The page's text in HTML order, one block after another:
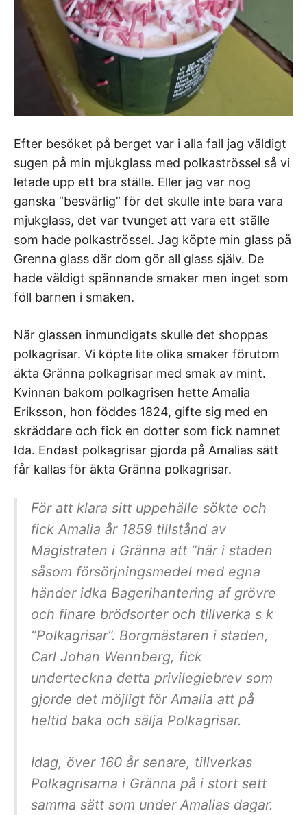
Efter besöket på berget var i alla fall jag väldigt
sugen på min mjukglass med polkaströssel så vi
letade upp ett bra ställe. Eller jag var nog
ganska ”besvärlig” för det skulle inte bara vara
mjukglass, det var tvunget att vara ett ställe
som hade polkaströssel. Jag köpte min glass på
Grenna glass där dom gör all glass själv. De
hade väldigt spännande smaker men inget som
föll barnen i smaken.
När glassen inmundigats skulle det shoppas
polkagrisar. Vi köpte lite olika smaker förutom
äkta Gränna polkagrisar med smak av mint.
Kvinnan bakom polkagrisen hette Amalia
Eriksson, hon föddes 1824, gifte sig med en
skräddare och fick en dotter som fick namnet
Ida. Endast polkagrisar gjorda på Amalias sätt
får kallas för äkta Gränna polkagrisar.
För att klara sitt uppehälle sökte och
fick Amalia år 1859 tillstånd av
Magistraten i Gränna att ”här i staden
såsom försörjningsmedel med egna
händer idka Bagerihantering af grövre
och finare brödsorter och tillverka s k
”Polkagrisar”. Borgmästaren i staden,
Carl Johan Wennberg, fick
underteckna detta privilegiebrev som
gjorde det möjligt för Amalia att på
heltid baka och sälja Polkagrisar.
Idag, över 160 år senare, tillverkas
Polkagrisarna i Gränna på i stort sett
samma sätt som under Amalias dagar.